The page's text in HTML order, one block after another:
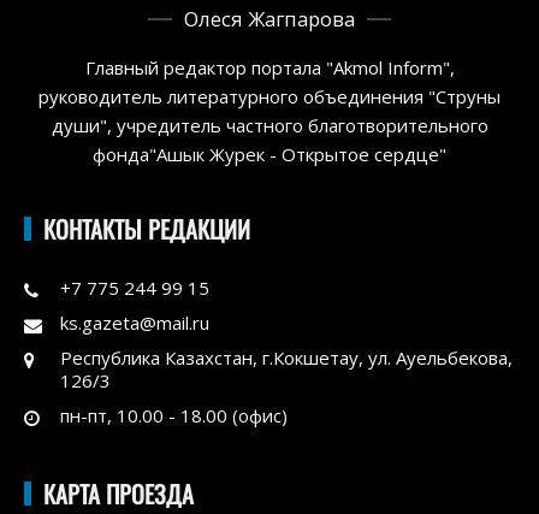
Олеся Жагпарова
Главный редактор портала "Akmol Inform",
руководитель литературного объединения "Струны
души", учредитель частного благотворительного
фонда"Ашык Журек - Открытое сердце"
КОНТАКТЫ РЕДАКЦИИ
+7 775 244 99 15
ks.gazeta@mail.ru
Республика Казахстан, г.Кокшетау, ул. Ауельбекова,
126/3
пн-пт, 10.00 - 18.00 (офис)
КАРТА ПРОЕЗДА